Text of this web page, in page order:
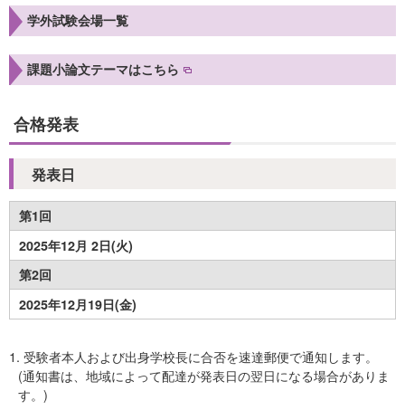
学外試験会場一覧
課題小論文テーマはこちら
合格発表
発表日
第1回
2025年12月 2日(火)
第2回
2025年12月19日(金)
1. 受験者本人および出身学校長に合否を速達郵便で通知します。
(通知書は、地域によって配達が発表日の翌日になる場合がありま
す。)